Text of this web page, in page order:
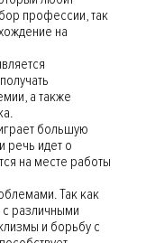
профессии, так
на
а также
большую
речь идет о
на месте работы
Так как
с различными
и борьбу с